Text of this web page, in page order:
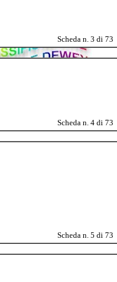
Scheda n. 3 di 73
Scheda n. 4 di 73
Scheda n. 5 di 73